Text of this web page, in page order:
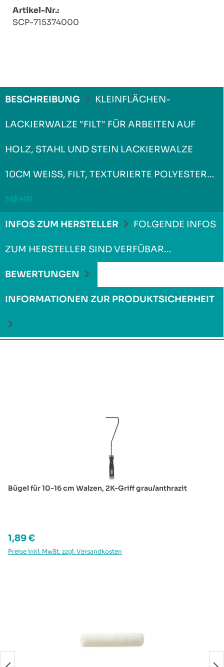
Artikel-Nr.:
SCP-715374000
BESCHREIBUNG KLEINFLÄCHEN-
LACKIERWALZE "FILT" FÜR ARBEITEN AUF
HOLZ, STAHL UND STEIN LACKIERWALZE
10CM WEISS, FILT, TEXTURIERTE POLYESTER…
INFOS ZUM HERSTELLER FOLGENDE INFOS
ZUM HERSTELLER SIND VERFÜBAR...
BEWERTUNGEN
INFORMATIONEN ZUR PRODUKTSICHERHEIT
Bügel für 10-16 cm Walzen, 2K-Griff grau/anthrazit
Regulärer Preis:
1,89 €
Preise inkl. MwSt. zzgl. Versandkosten